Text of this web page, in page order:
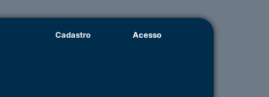
Cadastro Acesso